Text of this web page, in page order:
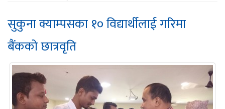
सुकुना क्याम्पसका १० विद्यार्थीलाई गरिमा
बैंकको छात्रवृति